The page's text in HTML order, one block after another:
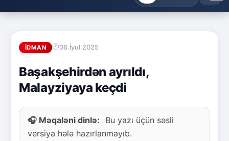
İDMAN 06.İyul.2025
Başakşehirdən ayrıldı,
Malayziyaya keçdi
🎧 Məqaləni dinlə:
Bu yazı üçün səsli
versiya hələ hazırlanmayıb.